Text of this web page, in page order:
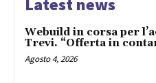
Latest news
Webuild in corsa per
Trevi. “Offerta in
Agosto 4, 2026